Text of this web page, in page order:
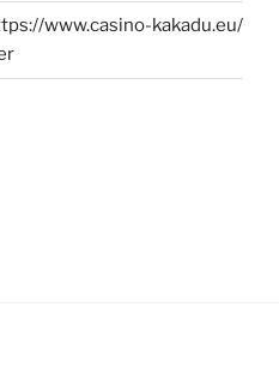
www.casino-kakadu.eu/